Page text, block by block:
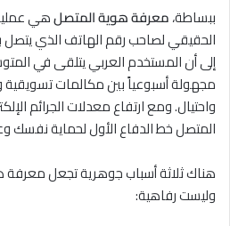
ببساطة،معرفة هوية المتصلهي
الحقيقي لصاحب رقم الهاتف الذي يتصل
مجهولة أسبوعياً بين مكالمات
واحتيال. ومع ارتفاع معدلات الجرائم
المتصل خط الدفاع الأول لحماية نفسك
هناك ثلاثة أسباب جوهرية تجعل
وليست رفاهية: